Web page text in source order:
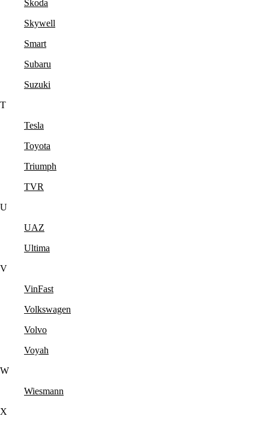
Skoda
Skywell
Smart
Subaru
Suzuki
T
Tesla
Toyota
Triumph
TVR
U
UAZ
Ultima
V
VinFast
Volkswagen
Volvo
Voyah
W
Wiesmann
X